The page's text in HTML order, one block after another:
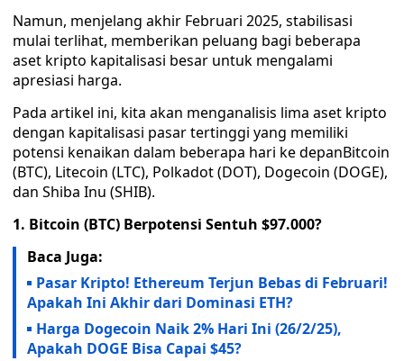
Namun, menjelang akhir Februari 2025, stabilisasi
mulai terlihat, memberikan peluang bagi beberapa
aset kripto kapitalisasi besar untuk mengalami
apresiasi harga.
Pada artikel ini, kita akan menganalisis lima aset kripto
dengan kapitalisasi pasar tertinggi yang memiliki
potensi kenaikan dalam beberapa hari ke depanBitcoin
(BTC), Litecoin (LTC), Polkadot (DOT), Dogecoin (DOGE),
dan Shiba Inu (SHIB).
1. Bitcoin (BTC) Berpotensi Sentuh $97.000?
Baca Juga:
Pasar Kripto! Ethereum Terjun Bebas di Februari!
Apakah Ini Akhir dari Dominasi ETH?
Harga Dogecoin Naik 2% Hari Ini (26/2/25),
Apakah DOGE Bisa Capai $45?